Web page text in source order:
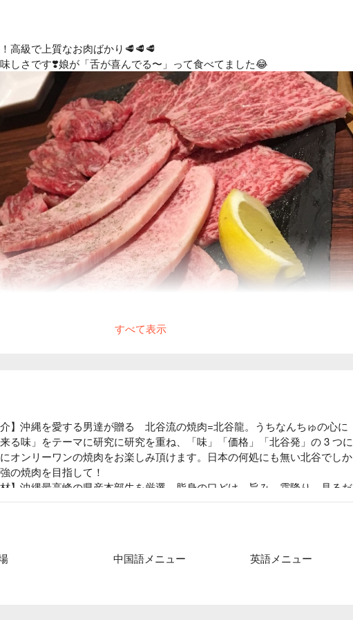
高級で上質なお肉ばかり🥩🥩🥩
しさです❣️娘が「舌が喜んでる〜」って食べてました😂
すべて表示
介】沖縄を愛する男達が贈る　北谷流の焼肉=北谷龍。うちなんちゅの心に
る味」をテーマに研究に研究を重ね、「味」「価格」「北谷発」の 3 つに
オンリーワンの焼肉をお楽しみ頂けます。日本の何処にも無い北谷でしか
の焼肉を目指して！
材】沖縄最高峰の県産本部牛を厳選。脂身の口どけ、旨み、霜降り、見るだ
程の美しい和牛焼肉をお楽しみいただけます。
迫感などもなく、落ち着いた空間の中で焼肉を楽しむことができます。個
ます。
中国語メニュー 英語メニュー